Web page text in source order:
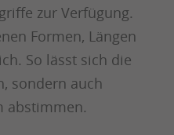
zur Verfügung.
Formen, Längen
So lässt sich die
sondern auch
abstimmen.